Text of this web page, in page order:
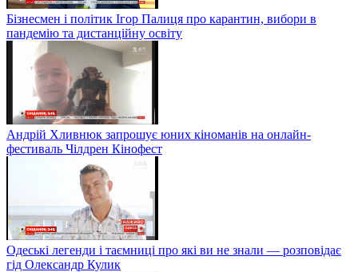
Бізнесмен і політик Ігор Палиця про карантин, вибори в
пандемію та дистанційну освіту
Андрій Хливнюк запрошує юних кіноманів на онлайн-
фестиваль Чілдрен Кінофест
Одеські легенди і таємниці про які ви не знали — розповідає
гід Олександр Кулик